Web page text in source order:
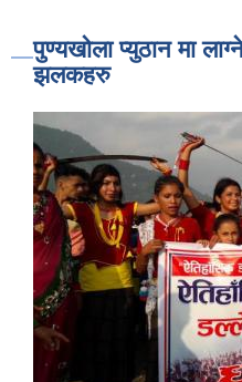
पुण्यखोला प्युठान मा
झलकहरु